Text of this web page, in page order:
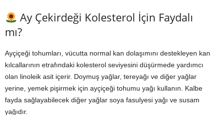
Ay Çekirdeği Kolesterol İçin Faydalı
mı?
Ayçiçeği tohumları, vücutta normal kan dolaşımını destekleyen kan
kılcallarının etrafındaki kolesterol seviyesini düşürmede yardımcı
olan linoleik asit içerir. Doymuş yağlar, tereyağı ve diğer yağlar
yerine, yemek pişirmek için ayçiçeği tohumu yağı kullanın. Kalbe
fayda sağlayabilecek diğer yağlar soya fasulyesi yağı ve susam
yağıdır.